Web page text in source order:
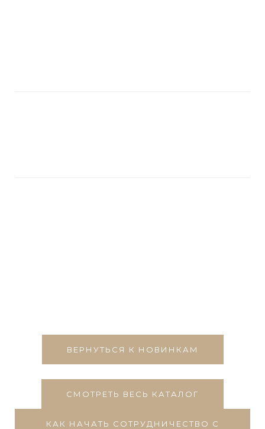
ВЕРНУТЬСЯ К НОВИНКАМ
СМОТРЕТЬ ВЕСЬ КАТАЛОГ
КАК НАЧАТЬ СОТРУДНИЧЕСТВО С